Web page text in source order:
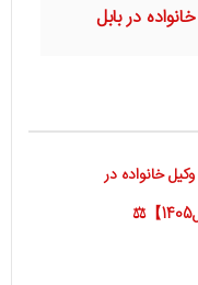
در بابل
وکیل خانواده در